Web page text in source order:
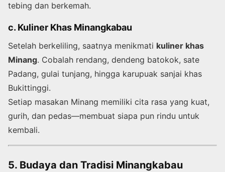
tebing dan berkemah.
c. Kuliner Khas Minangkabau
Setelah berkeliling, saatnya menikmati kuliner khas
Minang. Cobalah rendang, dendeng batokok, sate
Padang, gulai tunjang, hingga karupuak sanjai khas
Bukittinggi.
Setiap masakan Minang memiliki cita rasa yang kuat,
gurih, dan pedas—membuat siapa pun rindu untuk
kembali.
5. Budaya dan Tradisi Minangkabau